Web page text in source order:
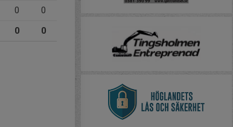
0
0
0 0